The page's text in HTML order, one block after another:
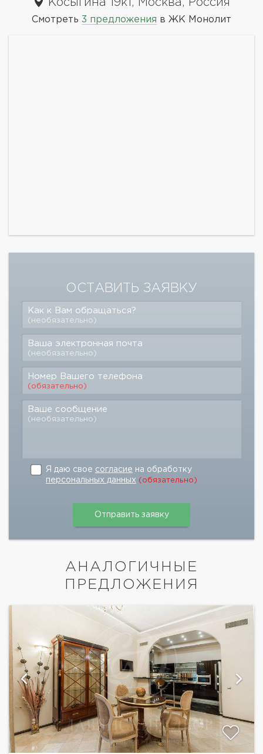
Косыгина 19к1, Москва, Россия
Смотреть 3 предложения в ЖК Монолит
ОСТАВИТЬ ЗАЯВКУ
Как к Вам обращаться?
(необязательно)
Ваша электронная почта
(необязательно)
Номер Вашего телефона
(обязательно)
Ваше сообщение
(необязательно)
Я даю свое согласие на обработку
персональных данных (обязательно)
АНАЛОГИЧНЫЕ
ПРЕДЛОЖЕНИЯ